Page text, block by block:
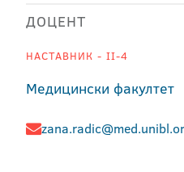
ДОЦЕНТ
НАСТАВНИК - II-4
Медицински факултет